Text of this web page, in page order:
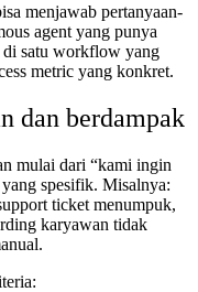
menjawab pertanyaan-
agent yang punya
di satu workflow yang
metric yang konkret.
dan berdampak
mulai dari “kami ingin
spesifik. Misalnya:
ticket menumpuk,
karyawan tidak